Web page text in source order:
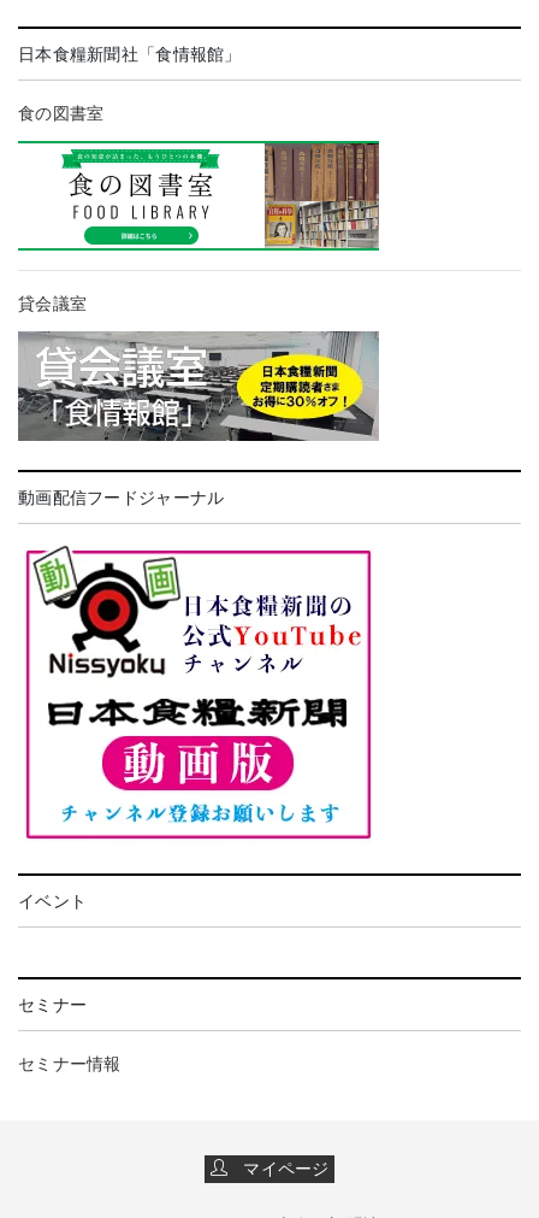
日本食糧新聞社「食情報館」
食の図書室
貸会議室
動画配信フードジャーナル
イベント
セミナー
セミナー情報
マイページ